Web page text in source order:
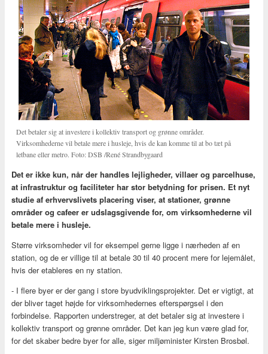
Det betaler sig at investere i kollektiv transport og grønne områder.
Virksomhederne vil betale mere i husleje, hvis de kan komme til at bo tæt på
letbane eller metro. Foto: DSB /René Strandbygaard
Det er ikke kun, når der handles lejligheder, villaer og parcelhuse,
at infrastruktur og faciliteter har stor betydning for prisen. Et nyt
studie af erhvervslivets placering viser, at stationer, grønne
områder og cafeer er udslagsgivende for, om virksomhederne vil
betale mere i husleje.
Større virksomheder vil for eksempel gerne ligge i nærheden af en
station, og de er villige til at betale 30 til 40 procent mere for lejemålet,
hvis der etableres en ny station.
- I flere byer er der gang i store byudviklingsprojekter. Det er vigtigt, at
der bliver taget højde for virksomhedernes efterspørgsel i den
forbindelse. Rapporten understreger, at det betaler sig at investere i
kollektiv transport og grønne områder. Det kan jeg kun være glad for,
for det skaber bedre byer for alle, siger miljøminister Kirsten Brosbøl.